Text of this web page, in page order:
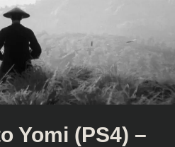
Yomi (PS4) –